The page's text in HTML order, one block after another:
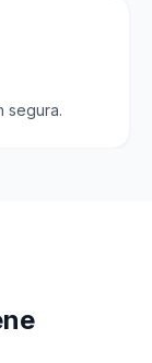
segura.